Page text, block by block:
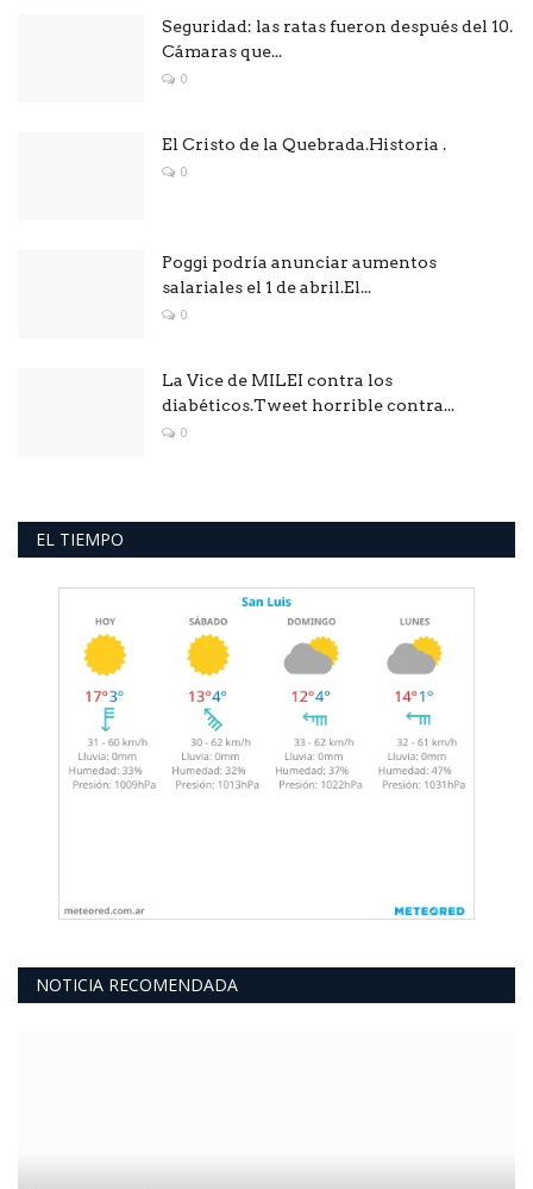
Seguridad: las ratas fueron después del 10.
Cámaras que...
0
El Cristo de la Quebrada.Historia .
0
Poggi podría anunciar aumentos
salariales el 1 de abril.El...
0
La Vice de MILEI contra los
diabéticos.Tweet horrible contra...
0
EL TIEMPO
NOTICIA RECOMENDADA